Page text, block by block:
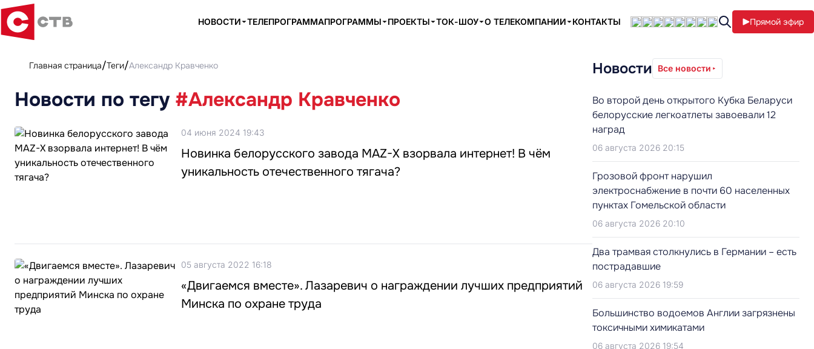
НОВОСТИ ТЕЛЕПРОГРАММАПРОГРАММЫ ПРОЕКТЫ ТОК-ШОУ О ТЕЛЕКОМПАНИИ КОНТАКТЫ Прямой эфир
Главная страница Теги Александр Кравченко
Новости по тегу #Александр Кравченко
04 июня 2024 19:43
Новинка белорусского завода MAZ-X взорвала интернет! В чём
уникальность отечественного тягача?
05 августа 2022 16:18
«Двигаемся вместе». Лазаревич о награждении лучших предприятий
Минска по охране труда
Новости Все новости
Во второй день открытого Кубка Беларуси
белорусские легкоатлеты завоевали 12
наград
06 августа 2026 20:15
Грозовой фронт нарушил
электроснабжение в почти 60 населенных
пунктах Гомельской области
06 августа 2026 20:10
Два трамвая столкнулись в Германии – есть
пострадавшие
06 августа 2026 19:59
Большинство водоемов Англии загрязнены
токсичными химикатами
06 августа 2026 19:54